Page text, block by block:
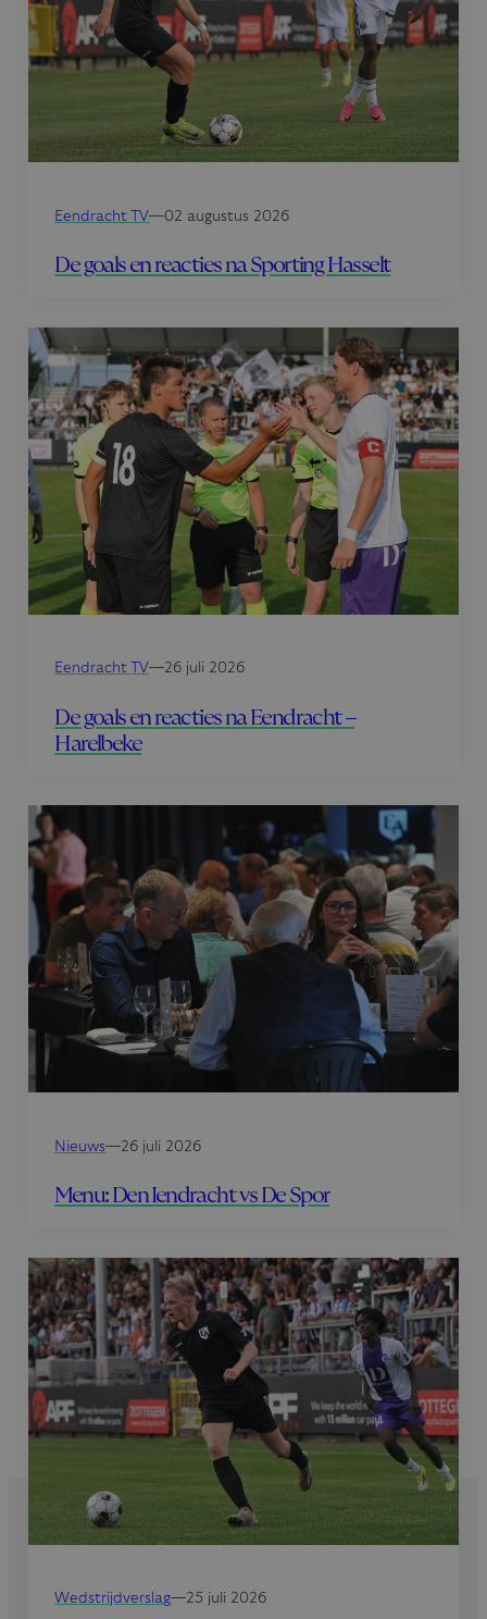
Eendracht TV—02 augustus 2026
De goals en reacties na Sporting Hasselt
Eendracht TV—26 juli 2026
De goals en reacties na Eendracht –
Harelbeke
Nieuws—26 juli 2026
Menu: Den Iendracht vs De Spor
Wedstrijdverslag—25 juli 2026